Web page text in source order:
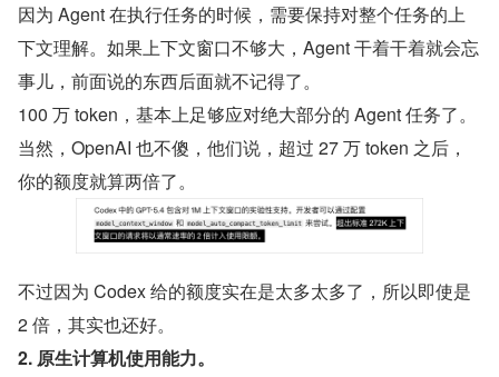
因为 Agent 在执行任务的时候，需要保持对整个任务的上
下文理解。如果上下文窗口不够大，Agent 干着干着就会忘
事儿，前面说的东西后面就不记得了。
100 万 token，基本上足够应对绝大部分的 Agent 任务了。
当然，OpenAI 也不傻，他们说，超过 27 万 token 之后，
你的额度就算两倍了。
不过因为 Codex 给的额度实在是太多太多了，所以即使是
2 倍，其实也还好。
2. 原生计算机使用能力。